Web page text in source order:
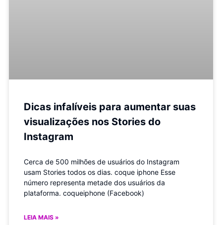
Dicas infalíveis para aumentar suas
visualizações nos Stories do
Instagram
Cerca de 500 milhões de usuários do Instagram
usam Stories todos os dias. coque iphone Esse
número representa metade dos usuários da
plataforma. coqueiphone (Facebook)
LEIA MAIS »